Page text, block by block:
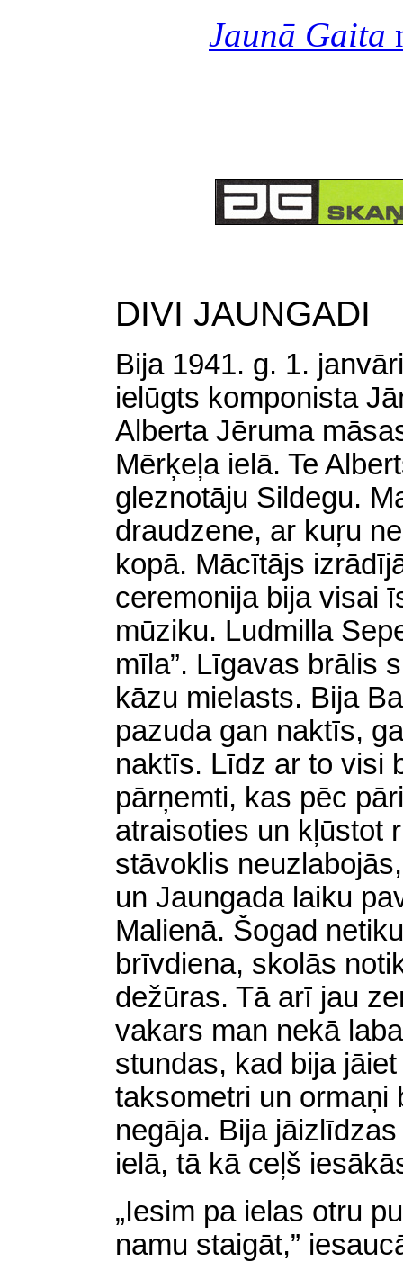
Jaunā Gaita
DIVI JAUNGADI
Bija 1941. g. 1.
ielūgts komponista
Alberta Jēruma
Mērķeļa ielā. Te
gleznotāju Sildegu.
draudzene, ar kuŗu
kopā. Mācītājs
ceremonijabija visai
mūziku. Ludmilla
mīla”. Līgavas brālis
kāzu mielasts. Bija
pazuda gan naktīs,
naktīs. Līdz ar to visi
pārņemti, kas pēc
atraisoties un kļūstot
stāvoklis
un Jaungada laiku
Malienā. Šogad
brīvdiena, skolās
dežūras. Tā arī jau
vakars man nekā
stundas, kad bija
taksometri un ormaņi
negāja. Bija
ielā, tā kā ceļš
„Iesim pa ielas otru
namu staigāt,”